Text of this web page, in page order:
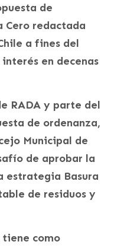
de
Cero redactada
a fines del
en decenas
RADA y parte del
de ordenanza,
Municipal de
de aprobar la
estrategia Basura
de residuos y
tiene como